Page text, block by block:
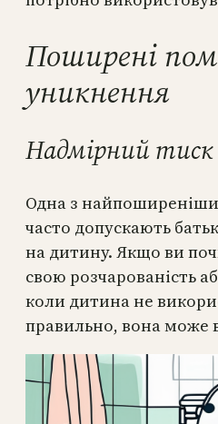
Поширені
уникнення
Надмірний
Одна з
часто допускають
на дитину. Якщо ви
свою розчарованість
коли дитина не
правильно, вона може